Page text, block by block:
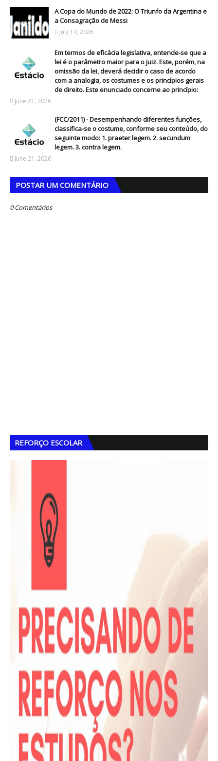
A Copa do Mundo de 2022: O Triunfo da Argentina e
a Consagração de Messi
July 14, 2026
Em termos de eficácia legislativa, entende-se que a
lei é o parâmetro maior para o juiz. Este, porém, na
omissão da lei, deverá decidir o caso de acordo
com a analogia, os costumes e os princípios gerais
de direito. Este enunciado concerne ao princípio:
June 21, 2026
(FCC/2011) - Desempenhando diferentes funções,
classifica-se o costume, conforme seu conteúdo, do
seguinte modo: 1. praeter legem. 2. secundum
legem. 3. contra legem.
June 21, 2026
POSTAR UM COMENTÁRIO
0 Comentários
REFORÇO ESCOLAR